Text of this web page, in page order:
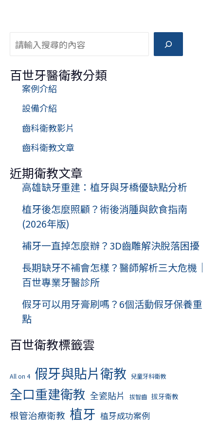
全
口
建
搜尋
百世牙醫衛教分類
案例介紹
設備介紹
齒科衛教影片
齒科衛教文章
近期衛教文章
高雄缺牙重建：植牙與牙橋優缺點分析
植牙後怎麼照顧？術後消腫與飲食指南
(2026年版)
補牙一直掉怎麼辦？3D齒雕解決脫落困擾
長期缺牙不補會怎樣？醫師解析三大危機｜
百世專業牙醫診所
假牙可以用牙膏刷嗎？6個活動假牙保養重
點
百世衛教標籤雲
All on 4 假牙與貼片衛教 兒童牙科衛教
全口重建衛教 全瓷貼片 拔智齒 拔牙衛教
根管治療衛教 植牙 植牙成功案例